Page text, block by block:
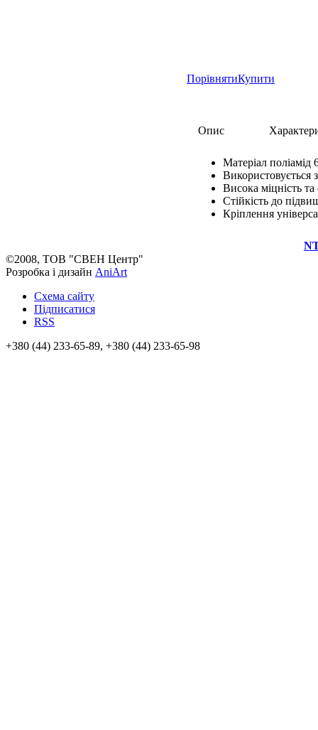
ПорівнятиКупити
Опис
Матеріал поліамід
Використовується
Висока міцність та
Стійкість до
Кріплення
©2008, ТОВ "СВЕН Центр"
Розробка і дизайн AniArt
Схема сайту
Підписатися
RSS
+380 (44) 233-65-89, +380 (44) 233-65-98